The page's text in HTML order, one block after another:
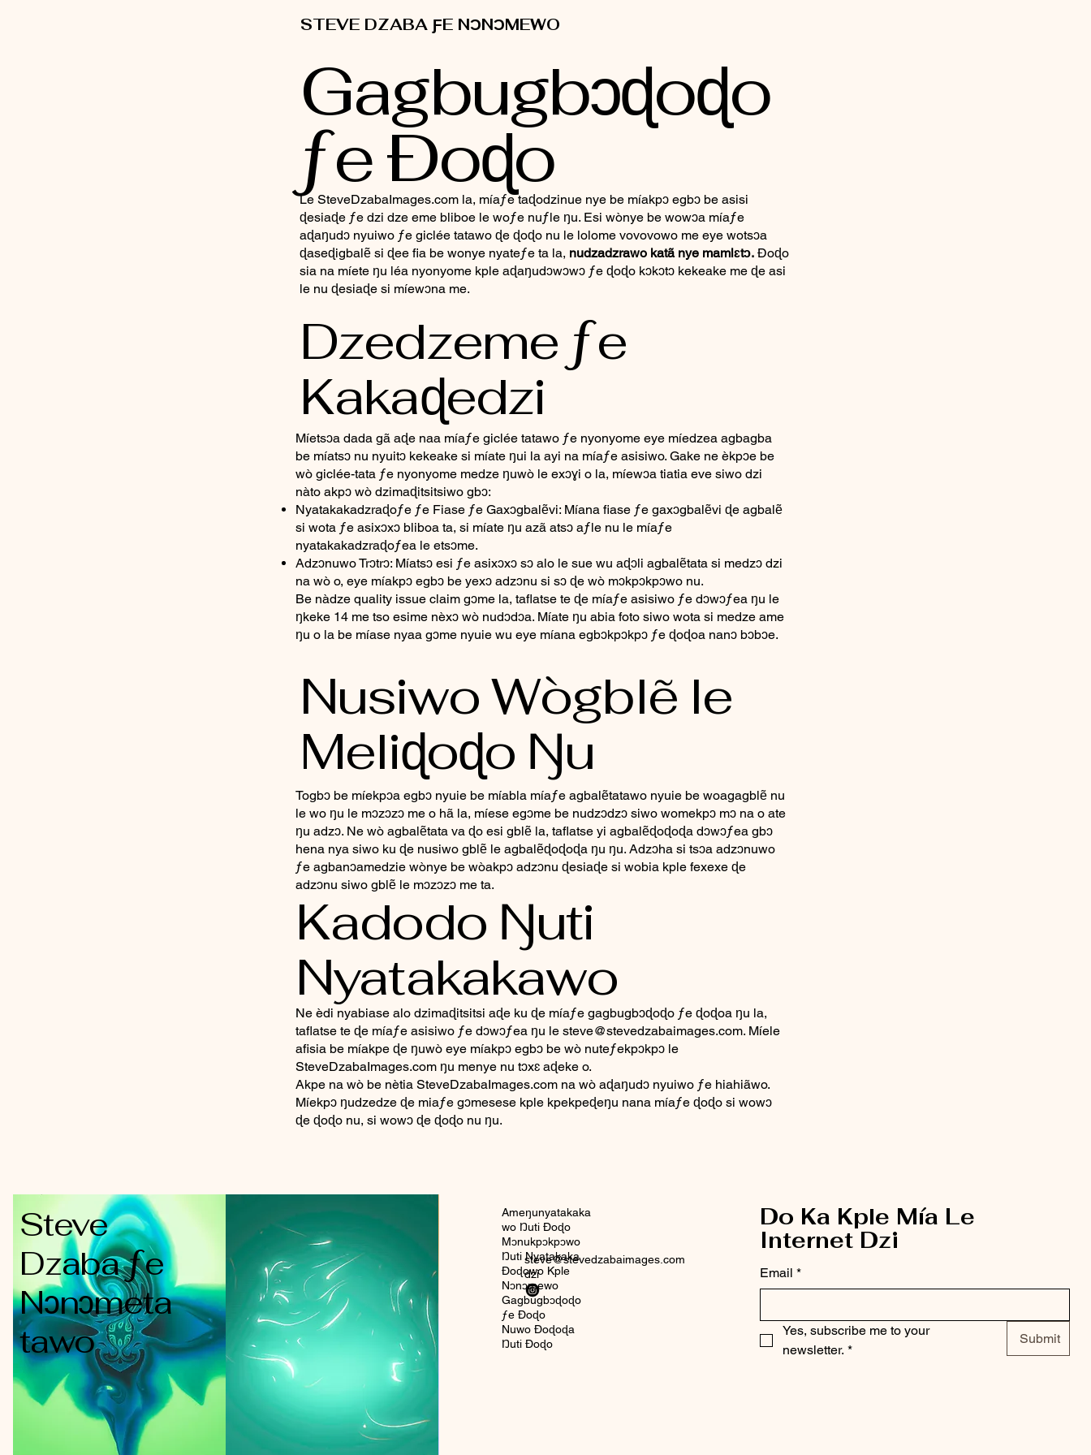
STEVE DZABA ƑE NƆNƆMEWO
Gagbugbɔɖoɖo
ƒe Ðoɖo
Le SteveDzabaImages.com la, míaƒe taɖodzinue nye be míakpɔ egbɔ be asisi
ɖesiaɖe ƒe dzi dze eme bliboe le woƒe nuƒle ŋu. Esi wònye be wowɔa míaƒe
aɖaŋudɔ nyuiwo ƒe giclée tatawo ɖe ɖoɖo nu le lolome vovovowo me eye wotsɔa
ɖaseɖigbalẽ si ɖee fia be wonye nyateƒe ta la, nudzadzrawo katã nye mamlɛtɔ. Ðoɖo
sia na míete ŋu léa nyonyome kple aɖaŋudɔwɔwɔ ƒe ɖoɖo kɔkɔtɔ kekeake me ɖe asi
le nu ɖesiaɖe si míewɔna me.
Dzedzeme ƒe
Kakaɖedzi
Míetsɔa dada gã aɖe naa míaƒe giclée tatawo ƒe nyonyome eye míedzea agbagba
be míatsɔ nu nyuitɔ kekeake si míate ŋui la ayi na míaƒe asisiwo. Gake ne èkpɔe be
wò giclée-tata ƒe nyonyome medze ŋuwò le exɔɣi o la, míewɔa tiatia eve siwo dzi
nàto akpɔ wò dzimaɖitsitsiwo gbɔ:
Nyatakakadzraɖoƒe ƒe Fiase ƒe Gaxɔgbalẽvi: Míana fiase ƒe gaxɔgbalẽvi ɖe agbalẽ
si wota ƒe asixɔxɔ bliboa ta, si míate ŋu azã atsɔ aƒle nu le míaƒe
nyatakakadzraɖoƒea le etsɔme.
Adzɔnuwo Trɔtrɔ: Míatsɔ esi ƒe asixɔxɔ sɔ alo le sue wu aɖɔli agbalẽtata si medzɔ dzi
na wò o, eye míakpɔ egbɔ be yexɔ adzɔnu si sɔ ɖe wò mɔkpɔkpɔwo nu.
Be nàdze quality issue claim gɔme la, taflatse te ɖe míaƒe asisiwo ƒe dɔwɔƒea ŋu le
ŋkeke 14 me tso esime nèxɔ wò nudɔdɔa. Míate ŋu abia foto siwo wota si medze ame
ŋu o la be míase nyaa gɔme nyuie wu eye míana egbɔkpɔkpɔ ƒe ɖoɖoa nanɔ bɔbɔe.
Nusiwo Wògblẽ le
Meliɖoɖo Ŋu
Togbɔ be míekpɔa egbɔ nyuie be míabla míaƒe agbalẽtatawo nyuie be woagagblẽ nu
le wo ŋu le mɔzɔzɔ me o hã la, míese egɔme be nudzɔdzɔ siwo womekpɔ mɔ na o ate
ŋu adzɔ. Ne wò agbalẽtata va ɖo esi gblẽ la, taflatse yi agbalẽɖoɖoɖa dɔwɔƒea gbɔ
hena nya siwo ku ɖe nusiwo gblẽ le agbalẽɖoɖoɖa ŋu ŋu. Adzɔha si tsɔa adzɔnuwo
ƒe agbanɔamedzie wònye be wòakpɔ adzɔnu ɖesiaɖe si wobia kple fexexe ɖe
adzɔnu siwo gblẽ le mɔzɔzɔ me ta.
Kadodo Ŋuti
Nyatakakawo
Ne èdi nyabiase alo dzimaɖitsitsi aɖe ku ɖe míaƒe gagbugbɔɖoɖo ƒe ɖoɖoa ŋu la,
taflatse te ɖe míaƒe asisiwo ƒe dɔwɔƒea ŋu le steve@stevedzabaimages.com. Míele
afisia be míakpe ɖe ŋuwò eye míakpɔ egbɔ be wò nuteƒekpɔkpɔ le
SteveDzabaImages.com ŋu menye nu tɔxɛ aɖeke o.
Akpe na wò be nètia SteveDzabaImages.com na wò aɖaŋudɔ nyuiwo ƒe hiahiãwo.
Míekpɔ ŋudzedze ɖe miaƒe gɔmesese kple kpekpeɖeŋu nana míaƒe ɖoɖo si wowɔ
ɖe ɖoɖo nu, si wowɔ ɖe ɖoɖo nu ŋu.
Steve
Dzaba ƒe
Nɔnɔmeta
tawo
Ameŋunyatakaka
wo Ŋuti Ðoɖo
Mɔnukpɔkpɔwo
Ŋuti Nyatakaka
Ðoɖowo Kple
Nɔnɔmewo
Gagbugbɔɖoɖo
ƒe Ðoɖo
Nuwo Ðoɖoɖa
Ŋuti Ðoɖo
Do Ka Kple Mía Le
Internet Dzi
steve@stevedzabaimages.com
dzi
Email *
Yes, subscribe me to your
newsletter. *
Submit